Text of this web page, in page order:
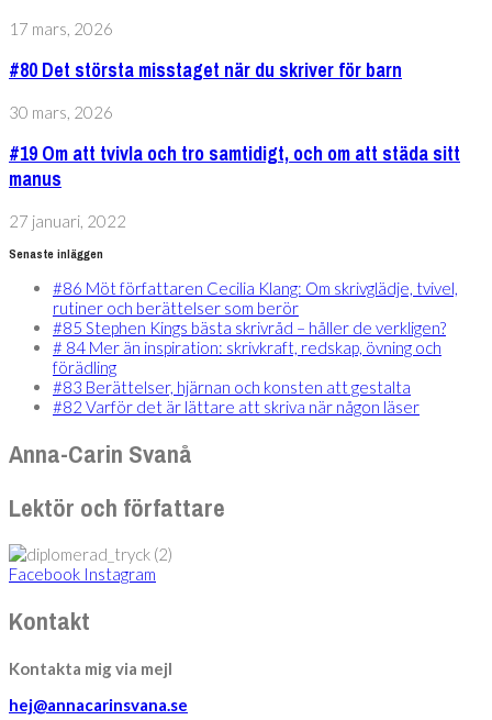
17 mars, 2026
#80 Det största misstaget när du skriver för barn
30 mars, 2026
#19 Om att tvivla och tro samtidigt, och om att städa sitt
manus
27 januari, 2022
Senaste inläggen
#86 Möt författaren Cecilia Klang: Om skrivglädje, tvivel,
rutiner och berättelser som berör
#85 Stephen Kings bästa skrivråd – håller de verkligen?
# 84 Mer än inspiration: skrivkraft, redskap, övning och
förädling
#83 Berättelser, hjärnan och konsten att gestalta
#82 Varför det är lättare att skriva när någon läser
Anna-Carin Svanå
Lektör och författare
Facebook Instagram
Kontakt
Kontakta mig via mejl
hej@annacarinsvana.se